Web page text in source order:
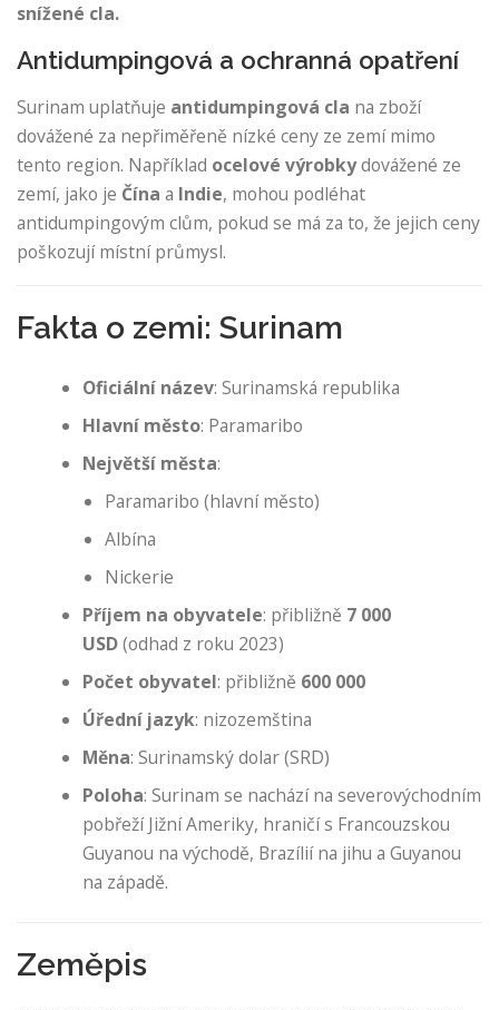
snížené cla.
Antidumpingová a ochranná opatření
Surinam uplatňuje antidumpingová cla na zboží
dovážené za nepřiměřeně nízké ceny ze zemí mimo
tento region. Například ocelové výrobkydovážené ze
zemí, jako je Čína a Indie, mohou podléhat
antidumpingovým clům, pokud se má za to, že jejich ceny
poškozují místní průmysl.
Fakta o zemi: Surinam
Oficiální název: Surinamská republika
Hlavní město: Paramaribo
Největší města:
Paramaribo (hlavní město)
Albína
Nickerie
Příjem na obyvatele: přibližně 7 000
USD(odhad z roku 2023)
Počet obyvatel: přibližně 600 000
Úřední jazyk: nizozemština
Měna: Surinamský dolar (SRD)
Poloha: Surinam se nachází na severovýchodním
pobřeží Jižní Ameriky, hraničí s Francouzskou
Guyanou na východě, Brazílií na jihu a Guyanou
na západě.
Zeměpis